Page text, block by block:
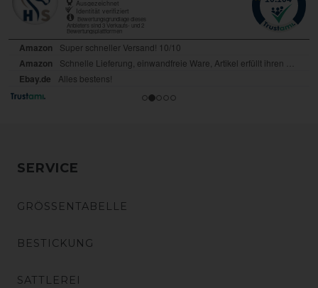
SERVICE
GRÖSSENTABELLE
BESTICKUNG
SATTLEREI